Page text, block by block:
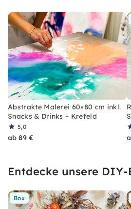
Abstrakte Malerei 60×80 cm inkl.
Snacks & Drinks – Krefeld
5,0
ab 89 €
Entdecke unsere DIY-
Box